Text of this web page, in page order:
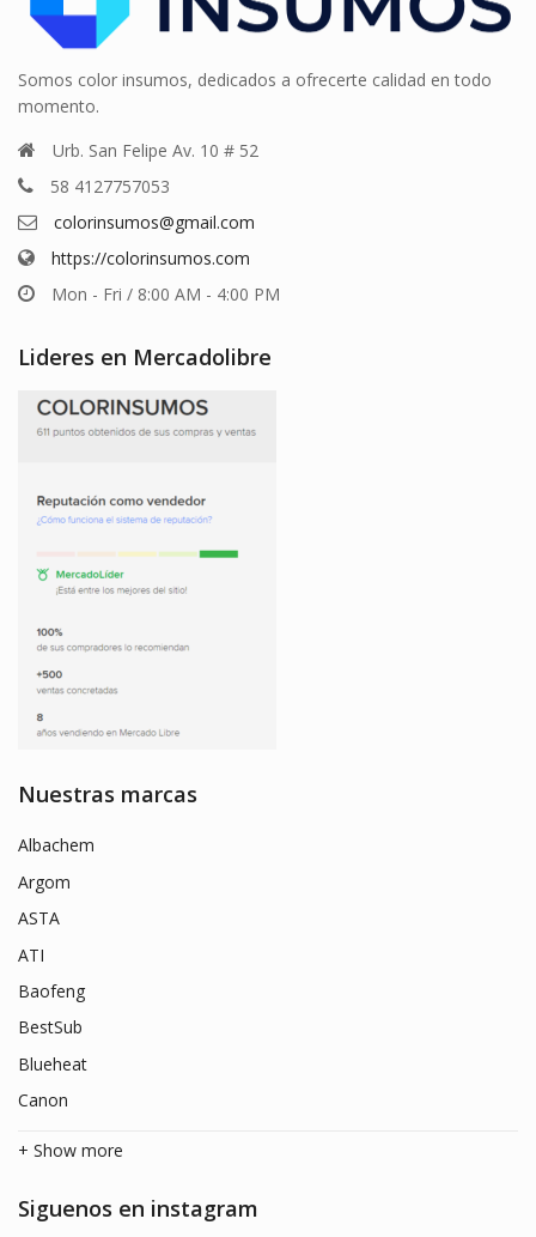
Somos color insumos, dedicados a ofrecerte calidad en todo
momento.
Urb. San Felipe Av. 10 # 52
58 4127757053
colorinsumos@gmail.com
https://colorinsumos.com
Mon - Fri / 8:00 AM - 4:00 PM
Lideres en Mercadolibre
Nuestras marcas
Albachem
Argom
ASTA
ATI
Baofeng
BestSub
Blueheat
Canon
+ Show more
Siguenos en instagram